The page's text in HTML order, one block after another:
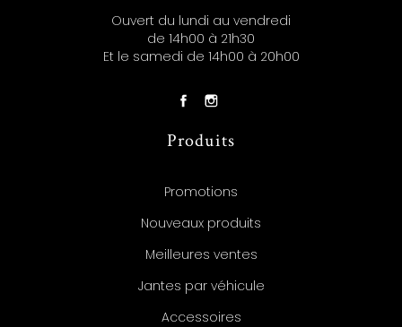
Ouvert du lundi au vendredi
de 14h00 à 21h30
Et le samedi de 14h00 à 20h00
Produits
Promotions
Nouveaux produits
Meilleures ventes
Jantes par véhicule
Accessoires